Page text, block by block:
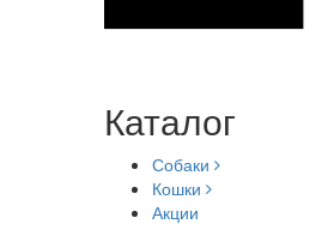
Каталог
Собаки
Кошки
Акции